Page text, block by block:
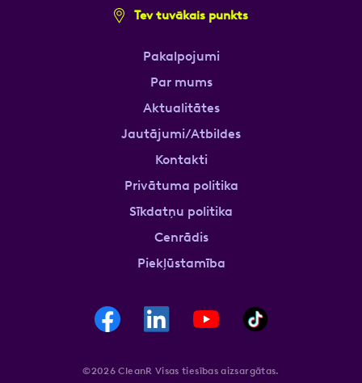
Tev tuvākais punkts
Pakalpojumi
Par mums
Aktualitātes
Jautājumi/Atbildes
Kontakti
Privātuma politika
Sīkdatņu politika
Cenrādis
Piekļūstamība
©2026 CleanR Visas tiesības aizsargātas.